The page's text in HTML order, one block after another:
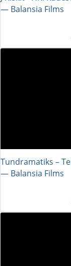
― Balansia Films
Tundramatiks –
― Balansia Films